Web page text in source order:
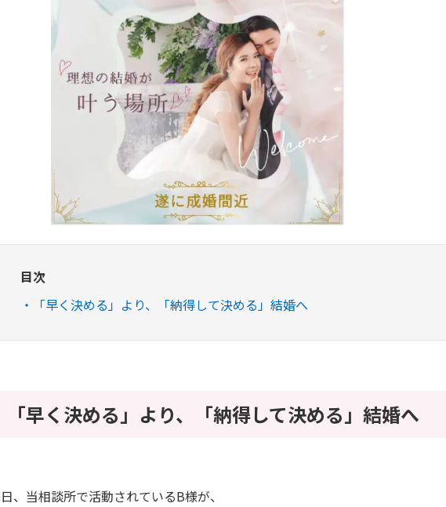
目次
「早く決める」より、「納得して決める」結婚へ
「早く決める」より、「納得して決める」結婚へ
、当相談所で活動されているB様が、